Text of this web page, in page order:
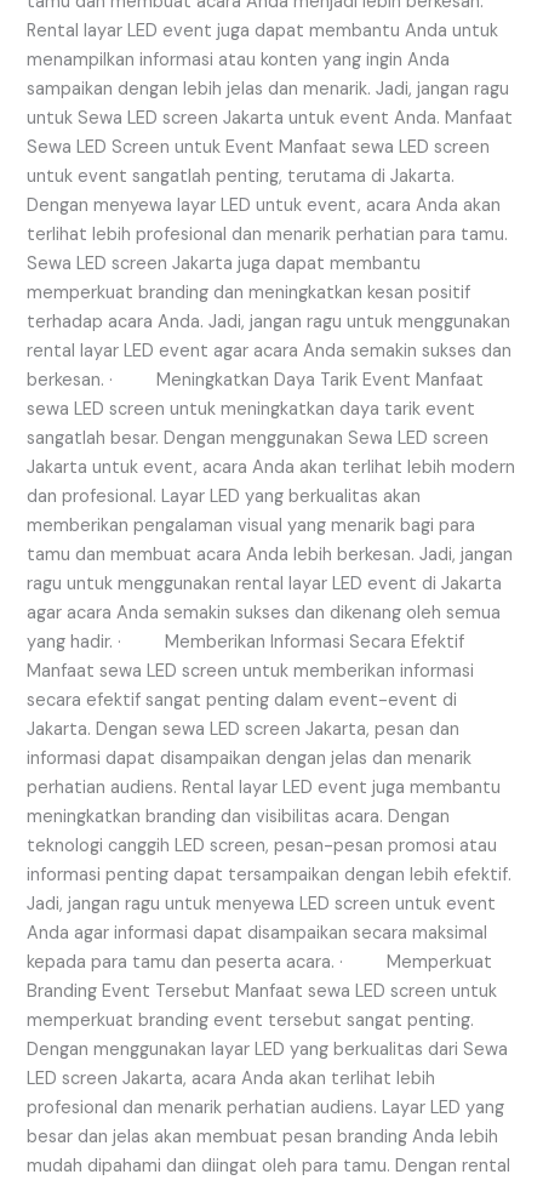
Rental layar LED event juga dapat membantu Anda untuk
menampilkan informasi atau konten yang ingin Anda
sampaikan dengan lebih jelas dan menarik. Jadi, jangan ragu
untuk Sewa LED screen Jakarta untuk event Anda. Manfaat
Sewa LED Screen untuk Event Manfaat sewa LED screen
untuk event sangatlah penting, terutama di Jakarta.
Dengan menyewa layar LED untuk event, acara Anda akan
terlihat lebih profesional dan menarik perhatian para tamu.
Sewa LED screen Jakarta juga dapat membantu
memperkuat branding dan meningkatkan kesan positif
terhadap acara Anda. Jadi, jangan ragu untuk menggunakan
rental layar LED event agar acara Anda semakin sukses dan
berkesan. · Meningkatkan Daya Tarik Event Manfaat
sewa LED screen untuk meningkatkan daya tarik event
sangatlah besar. Dengan menggunakan Sewa LED screen
Jakarta untuk event, acara Anda akan terlihat lebih modern
dan profesional. Layar LED yang berkualitas akan
memberikan pengalaman visual yang menarik bagi para
tamu dan membuat acara Anda lebih berkesan. Jadi, jangan
ragu untuk menggunakan rental layar LED event di Jakarta
agar acara Anda semakin sukses dan dikenang oleh semua
yang hadir. · Memberikan Informasi Secara Efektif
Manfaat sewa LED screen untuk memberikan informasi
secara efektif sangat penting dalam event-event di
Jakarta. Dengan sewa LED screen Jakarta, pesan dan
informasi dapat disampaikan dengan jelas dan menarik
perhatian audiens. Rental layar LED event juga membantu
meningkatkan branding dan visibilitas acara. Dengan
teknologi canggih LED screen, pesan-pesan promosi atau
informasi penting dapat tersampaikan dengan lebih efektif.
Jadi, jangan ragu untuk menyewa LED screen untuk event
Anda agar informasi dapat disampaikan secara maksimal
kepada para tamu dan peserta acara. · Memperkuat
Branding Event Tersebut Manfaat sewa LED screen untuk
memperkuat branding event tersebut sangat penting.
Dengan menggunakan layar LED yang berkualitas dari Sewa
LED screen Jakarta, acara Anda akan terlihat lebih
profesional dan menarik perhatian audiens. Layar LED yang
besar dan jelas akan membuat pesan branding Anda lebih
mudah dipahami dan diingat oleh para tamu. Dengan rental